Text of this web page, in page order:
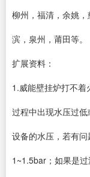
柳州，福清，余姚
滨，泉州，莆田等。
扩展资料：
1.威能壁挂炉打不
过程中出现水压过
设备的水压，若有
1~1.5bar；如果是